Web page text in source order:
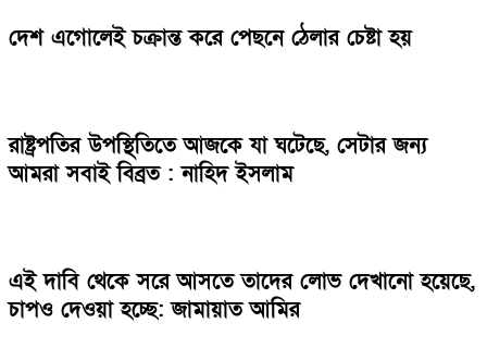
দেশ এগোলেই চক্রান্ত করে পেছনে ঠেলার চেষ্টা হয়
রাষ্ট্রপতির উপস্থিতিতে আজকে যা ঘটেছে, সেটার জন্য
আমরা সবাই বিব্রত : নাহিদ ইসলাম
এই দাবি থেকে সরে আসতে তাদের লোভ দেখানো হয়েছে,
চাপও দেওয়া হচ্ছে: জামায়াত আমির